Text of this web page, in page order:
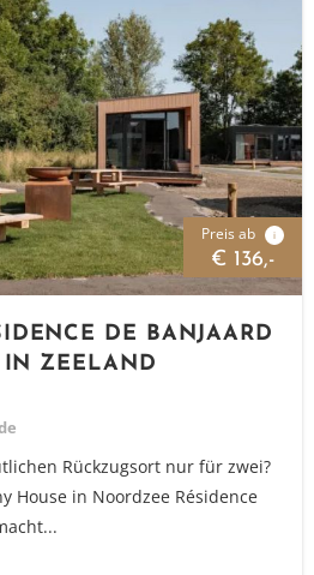
Preis ab i
€ 136,-
DE BANJAARD
ZEELAND
Rückzugsort nur für zwei?
House in Noordzee Résidence